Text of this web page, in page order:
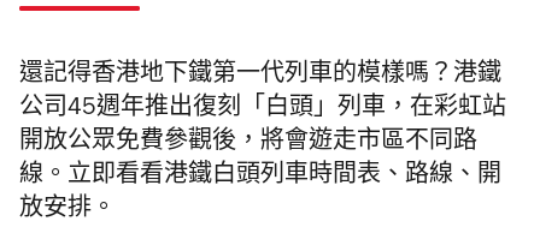
還記得香港地下鐵第一代列車的模樣嗎？港鐵
公司45週年推出復刻「白頭」列車，在彩虹站
開放公眾免費參觀後，將會遊走市區不同路
線。 立即看看港鐵白頭列車時間表、路線、開
放安排。